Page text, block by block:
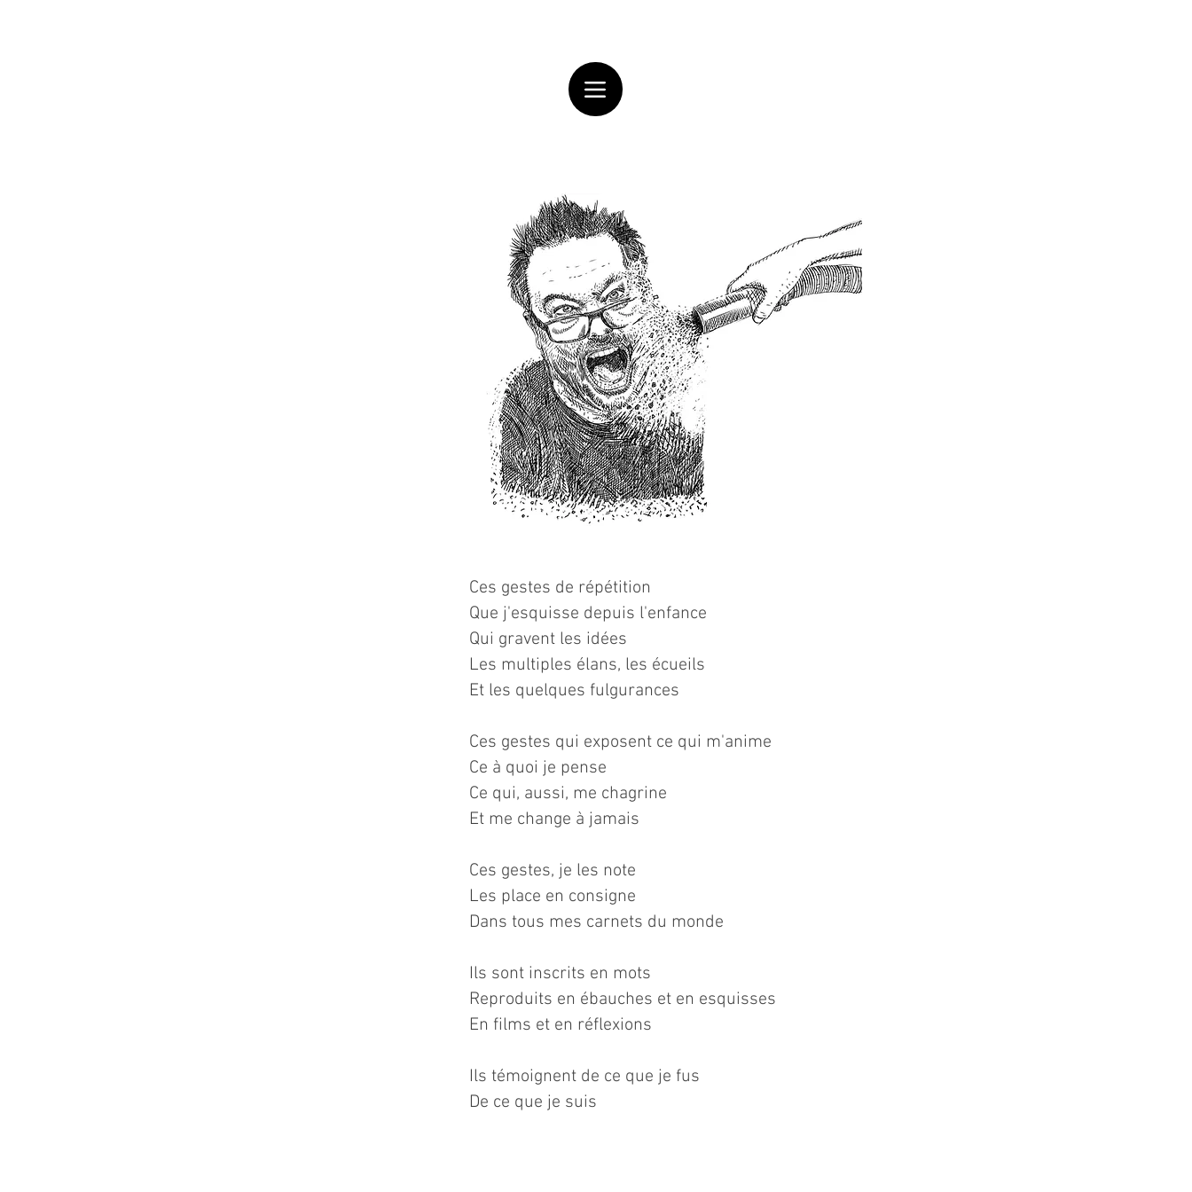
Ces gestes de répétition
Que j'esquisse depuis l'enfance
Qui gravent les idées
Les multiples élans, les écueils
Et les quelques fulgurances
Ces gestes qui exposent ce qui m'anime
Ce à quoi je pense
Ce qui, aussi, me chagrine
Et me change à jamais
Ces gestes, je les note
Les place en consigne
Dans tous mes carnets du monde
Ils sont inscrits en mots
Reproduits en ébauches et en esquisses
En films et en réflexions
​Ils témoignent de ce que je fus
De ce que je suis